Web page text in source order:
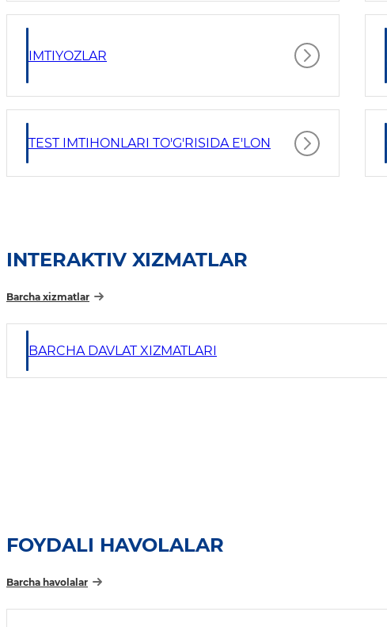
IMTIYOZLAR
TEST IMTIHONLARI TO'G'RISIDA E'LON
INTERAKTIV XIZMATLAR
Barcha xizmatlar
BARCHA DAVLAT XIZMATLARI
FOYDALI HAVOLALAR
Barcha havolalar